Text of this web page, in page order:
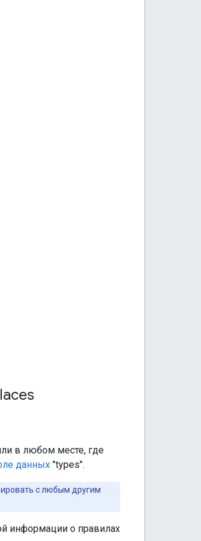
в любом месте, где
данных "types".
с любым другим
информации о правилах